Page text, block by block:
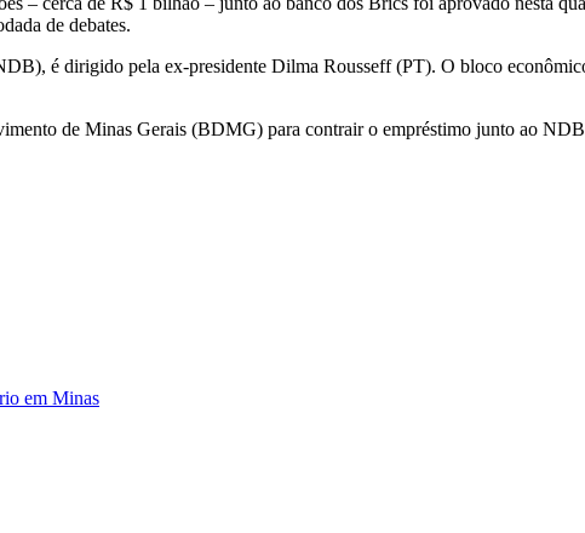
de debates.
é dirigido pela ex-presidente Dilma Rousseff (PT). O bloco
de Minas Gerais (BDMG) para contrair o empréstimo junto ao
em Minas